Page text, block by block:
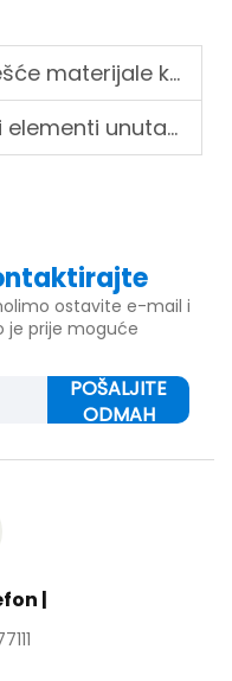
uspoređuju s obzirom na trajnost, otpornost na vremenske prilike i energetsku učinkovitost?
uspoređuju po pitanju funkcionalnosti, iskorištavanja prostora i vizualne privlačnosti?
ostavite e-mail i
je prije moguće
POŠALJITE
ODMAH
|